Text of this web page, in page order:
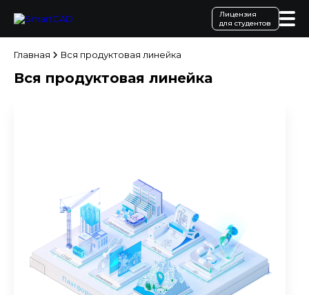
Лицензия
для студентов
Главная Вся продуктовая линейка
Вся продуктовая линейка